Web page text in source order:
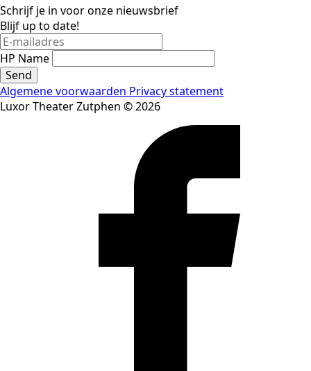
Schrijf je in voor onze nieuwsbrief
Blijf up to date!
HP Name
Send
Algemene voorwaarden Privacy statement
Luxor Theater Zutphen © 2026